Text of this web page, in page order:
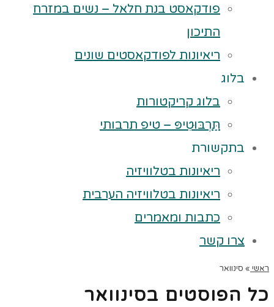
פודקאסט בנת חלאל – נשים במזרח
התיכון
ריאיונות לפודקאסטים שונים
בלוג
בלוג קריקטורות
תַּרְבּוּטִיפּ – טיפ תרבותי
בתקשורת
ריאיונות בטלוויזיה
ריאיונות בטלוויזיה הערבית
כתבות ומאמרים
צרו קשר
ראשי » סינוואר
כל הפוסטים בסינוואר